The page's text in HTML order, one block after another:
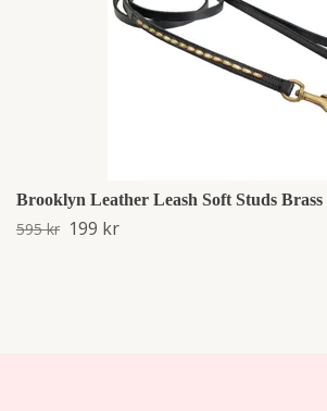
Brooklyn Leather Leash Soft Studs
595 kr 199 kr